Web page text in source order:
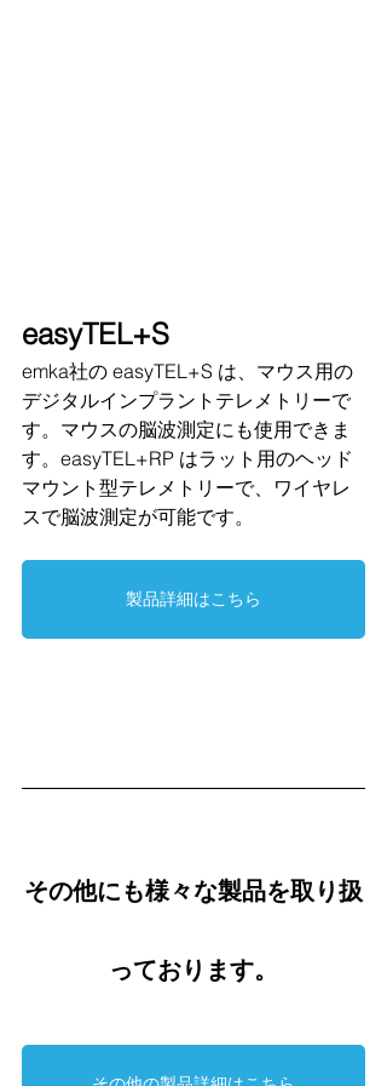
easyTEL+S
emka社の easyTEL+S は、マウス用の
デジタルインプラントテレメトリーで
す。マウスの脳波測定にも使用できま
す。easyTEL+RP はラット用のヘッド
マウント型テレメトリーで、ワイヤレ
スで脳波測定が可能です。
製品詳細はこちら
その他にも様々な製品を取り扱
っております。